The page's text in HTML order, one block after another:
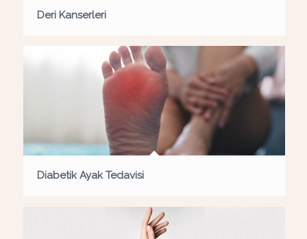
Deri Kanserleri
Diabetik Ayak Tedavisi